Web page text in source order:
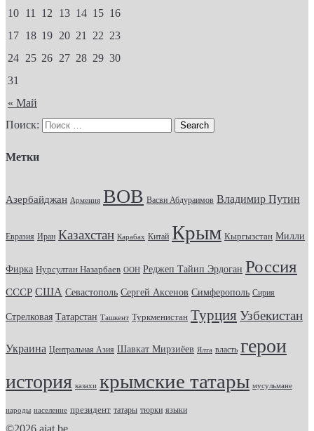
« Май
10 11 12 13 14 15 16
17 18 19 20 21 22 23
24 25 26 27 28 29 30
31
Поиск:
Метки
Азербайджан Армения ВОВ Васви Абдураимов Владимир Путин
Евразия Иран Казахстан Карабах Китай Крым Кыргызстан Милли
Фирка Нурсултан Назарбаев ООН Реджеп Тайип Эрдоган Россия
СССР США Севастополь Сергей Аксенов Симферополь Сирия
Стрелковая Татарстан Ташкент Туркменистан Турция Узбекистан
Украина Центральная Азия Шавкат Мирзиёев Ялта власть герои
история казахи крымские татары мусульмане
народы население президент татары тюрки языки